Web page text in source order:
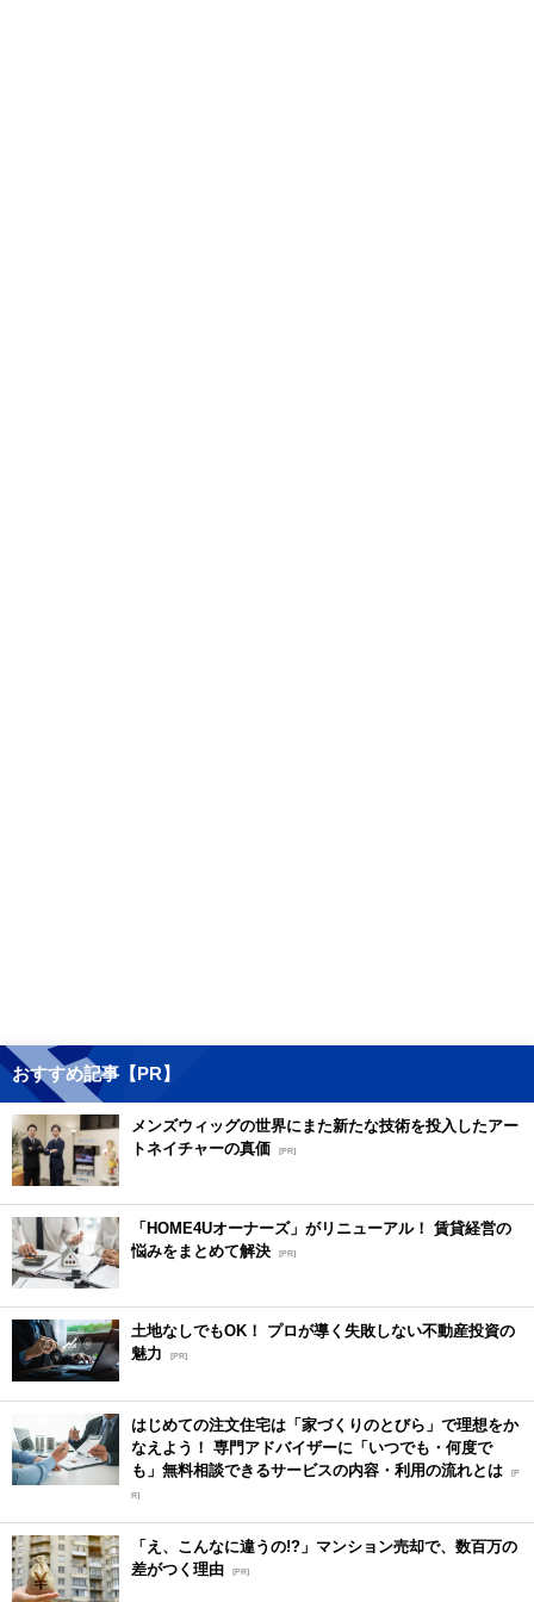
おすすめ記事【PR】
メンズウィッグの世界にまた新たな技術を投入したアー
トネイチャーの真価 [PR]
「HOME4Uオーナーズ」がリニューアル！ 賃貸経営の
悩みをまとめて解決 [PR]
土地なしでもOK！ プロが導く失敗しない不動産投資の
魅力
[PR]
はじめての注文住宅は「家づくりのとびら」で理想をか
なえよう！ 専門アドバイザーに「いつでも・何度で
も」無料相談できるサービスの内容・利用の流れとは [P
R]
「え、こんなに違うの!?」マンション売却で、数百万の
差がつく理由 [PR]